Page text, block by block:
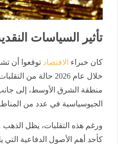
تأثير السياسات
كان خبراء الاقتصاد توقعوا أن
خلال عام 2026 حالة
منطقة الشرق الأوسط، إلى
الجيوسياسية في عدد من
ورغم هذه التقلبات، يظل
كأحد أهم الأصول الدفاعية التي